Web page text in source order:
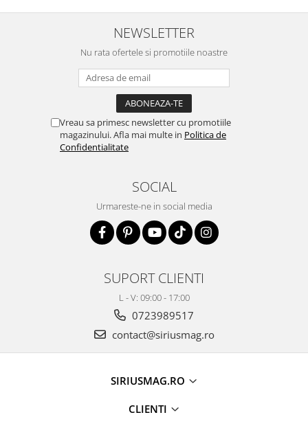
NEWSLETTER
Nu rata ofertele si promotiile noastre
Vreau sa primesc newsletter cu promotiile
magazinului. Afla mai multe in Politica de
Confidentialitate
SOCIAL
Urmareste-ne in social media
SUPORT CLIENTI
L - V: 09:00 - 17:00
0723989517
contact@siriusmag.ro
SIRIUSMAG.RO
CLIENTI